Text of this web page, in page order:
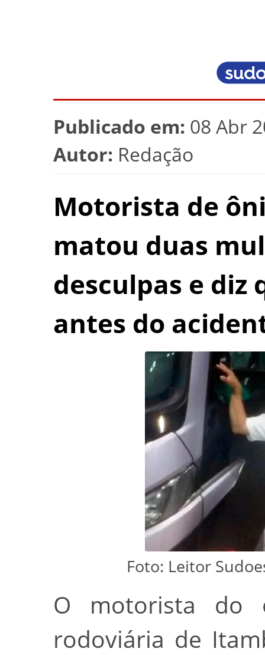
Publicado em: 08 Abr
Autor: Redação
Motorista de
matou duas
desculpas e diz
antes do
Foto: Leitor
O motorista do
rodoviária de